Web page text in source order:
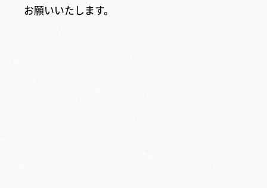
お願いいたします。